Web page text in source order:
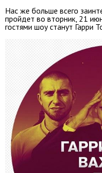
Нас же больше всего
пройдет во вторник, 21
гостями шоу станут Гарри